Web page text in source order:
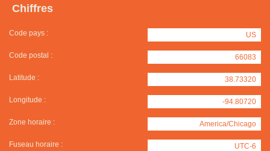
Chiffres
Code pays : US
Code postal : 66083
Latitude : 38.73320
Longitude : -94.80720
Zone horaire : America/Chicago
Fuseau horaire : UTC-6